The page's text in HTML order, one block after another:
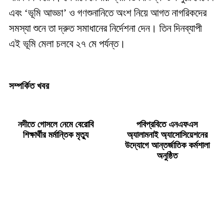
এবং ‘ভূমি আড্ডা’ ও গণশুনানিতে অংশ নিয়ে আগত নাগরিকদের
সমস্যা শুনে তা দ্রুত সমাধানের নির্দেশনা দেন। তিন দিনব্যাপী
এই ভূমি মেলা চলবে ২৭ মে পর্যন্ত।
সম্পর্কিত খবর
নদীতে গোসলে নেমে বেরোবি
শিক্ষার্থীর মর্মান্তিক মৃত্যু
পবিপ্রবিতে এনএফএস
অ্যালামনাই অ্যাসোসিয়েশনের
উদ্যোগে আন্তর্জাতিক কর্মশালা
অনুষ্ঠিত